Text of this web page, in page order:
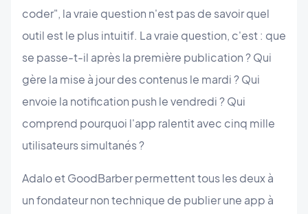
coder", la vraie question n'est pas de savoir quel
outil est le plus intuitif. La vraie question, c'est : que
se passe-t-il après la première publication ? Qui
gère la mise à jour des contenus le mardi ? Qui
envoie la notification push le vendredi ? Qui
comprend pourquoi l'app ralentit avec cinq mille
utilisateurs simultanés ?
Adalo et GoodBarber permettent tous les deux à
un fondateur non technique de publier une app à